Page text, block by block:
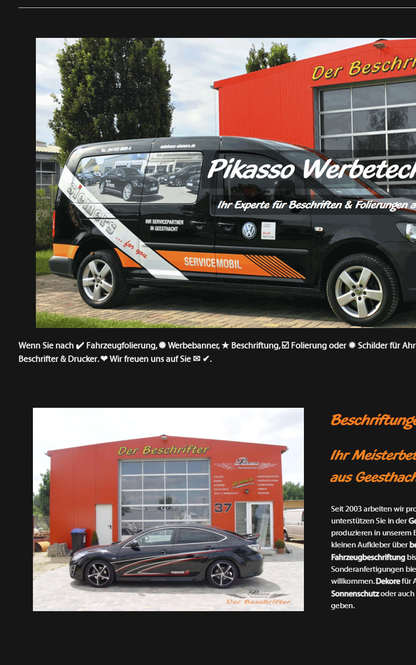
Wenn Sie nach ✔️ Fahrzeugfolierung, ✺ Werbebanner, ★ Beschriftung, ☑️ Folierung oder ✹ Schilder für
Beschrifter & Drucker. ❤ Wir freuen uns auf Sie ✉ ✔.